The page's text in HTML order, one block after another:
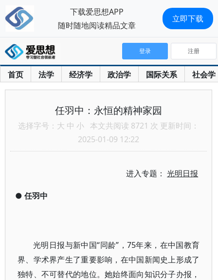
首页 法学 经济学 政治学 国际关系 社会学
登录 注册
任羽中：永恒的精神家园
选择字号： 大 中 小 本文共阅读 8721 次 更新时间：
2025-01-09 12:22
进入专题：光明日报
● 任羽中
光明日报与新中国“同龄”，75年来，在中国教育
界、学术界产生了重要影响，在中国新闻史上形成了
独特、不可替代的地位。她始终面向知识分子办报，
下载爱思想APP
随时随地阅读精品文章
立即下载